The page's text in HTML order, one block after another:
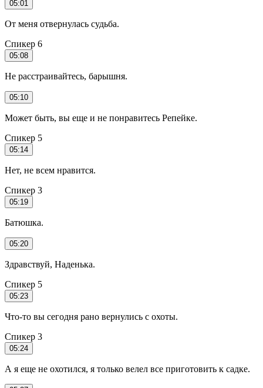
05:01
От меня отвернулась судьба.
Спикер 6
05:08
Не расстраивайтесь, барышня.
05:10
Может быть, вы еще и не понравитесь Репейке.
Спикер 5
05:14
Нет, не всем нравится.
Спикер 3
05:19
Батюшка.
05:20
Здравствуй, Наденька.
Спикер 5
05:23
Что-то вы сегодня рано вернулись с охоты.
Спикер 3
05:24
А я еще не охотился, я только велел все приготовить к садке.